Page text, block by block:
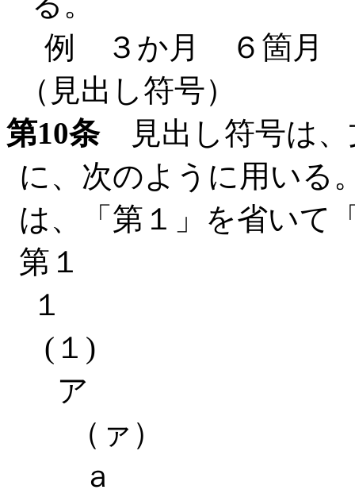
例 ３か月 ６箇月
（見出し符号）
第10条見出し符号は、
に、次のように用いる
は、「第１」を省いて
第１
１
(１)
ア
（ァ）
ａ